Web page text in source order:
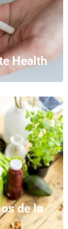
Health
de la